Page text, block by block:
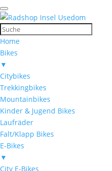
Home
Bikes
▼
Citybikes
Trekkingbikes
Mountainbikes
Kinder & Jugend Bikes
Laufräder
Falt/Klapp Bikes
E-Bikes
▼
City E-Bikes